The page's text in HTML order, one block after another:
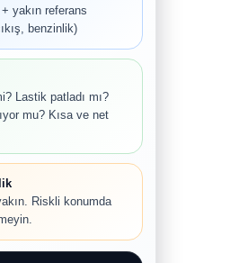
yakın referans
benzinlik)
Lastik patladı mı?
mu? Kısa ve net
Riskli konumda